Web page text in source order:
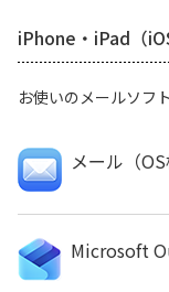
iPhone・iPad（
お使いのメールソフ
メール（OS
Microsoft